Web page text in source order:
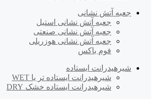
جعبه آتش نشانی
جعبه آتش نشانی استیل
جعبه آتش نشانی صنعتی
جعبه آتش نشانی هوزریلی
فوم باکس
شیرهیدرانت ایستاده
شیرهیدرانت ایستاده تر یا WET
شیرهیدرانت ایستاده خشک DRY